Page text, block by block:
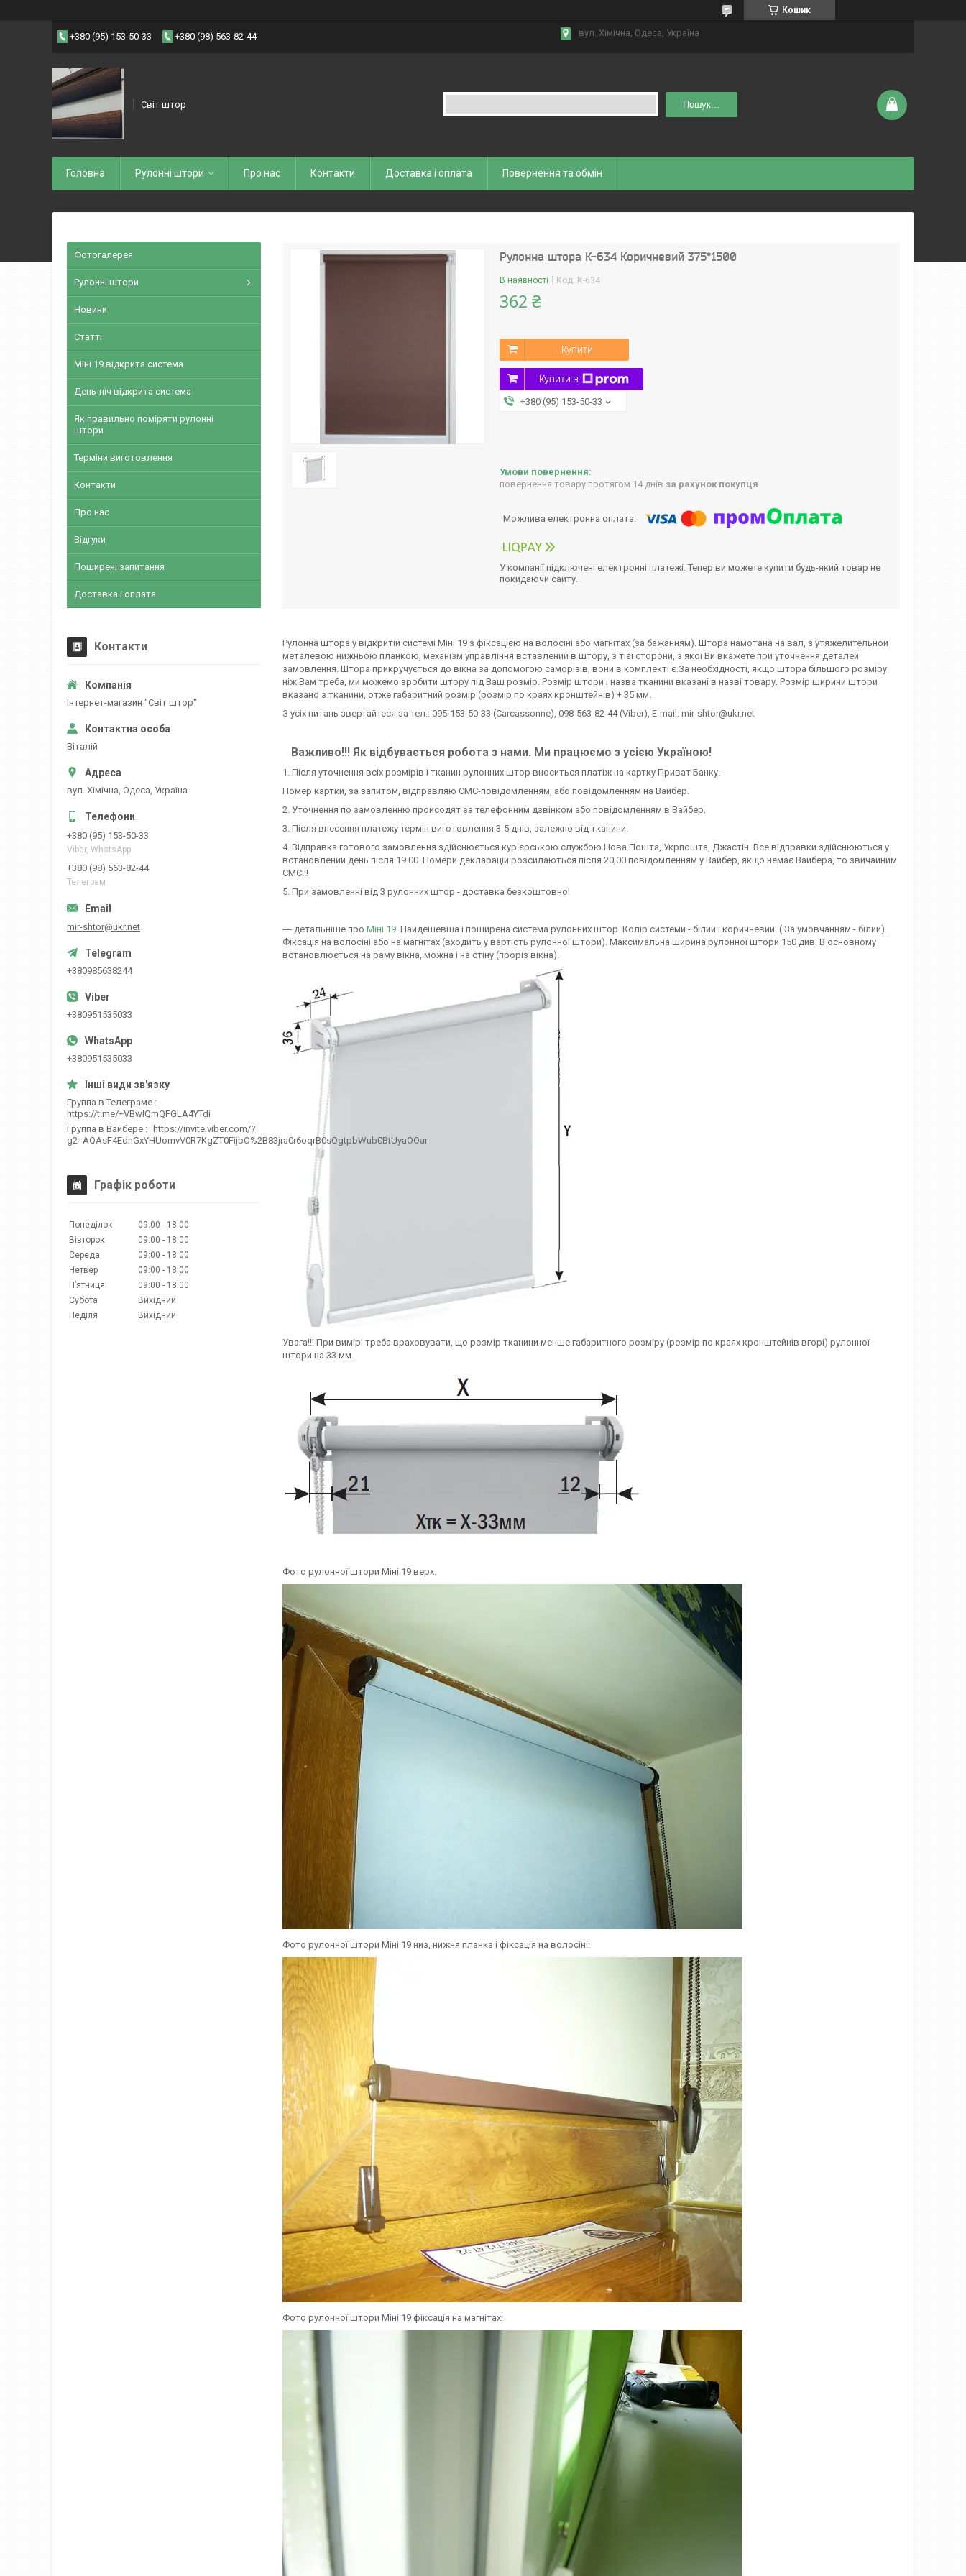
Кошик
+380 (95) 153-50-33 +380 (98) 563-82-44 вул. Хiмiчна, Одеса, Україна
Світ штор Пошук...
Головна Рулоннi штори Про нас Контакти Доставка і оплата Повернення та обмiн
Рулонна штора К-634 Коричневий 375*1500
В наявності Код: К-634
362 ₴
Купити
Купити з
+380 (95) 153-50-33
повернення товару протягом 14 днів за рахунок покупця
У компанії підключені електронні платежі. Тепер ви можете купити будь-який товар не
покидаючи сайту.
Рулонна штора у відкритій системі Міні 19 з фіксацією на волосіні або магнітах (за бажанням). Штора намотана на вал, з утяжелительной
металевою нижньою планкою, механізм управління вставлений в штору, з тієї сторони, з якої Ви вкажете при уточнення деталей
замовлення. Штора прикручується до вікна за допомогою саморізів, вони в комплекті є.За необхідності, якщо штора більшого розміру
ніж Вам треба, ми можемо зробити штору під Ваш розмір. Розмір штори і назва тканини вказані в назві товару. Розмір ширини штори
вказано з тканини, отже габаритний розмір (розмір по краях кронштейнів) + 35 мм.
З усіх питань звертайтеся за тел.: 095-153-50-33 (Carcassonne), 098-563-82-44 (Viber), E-mail: mir-shtor@ukr.net
Важливо!!! Як відбувається робота з нами. Ми працюємо з усією Україною!
1. Після уточнення всіх розмірів і тканин рулонних штор вноситься платіж на картку Приват Банку.
Номер картки, за запитом, відправляю СМС-повідомленням, або повідомленням на Вайбер.
2. Уточнення по замовленню происодят за телефонним дзвінком або повідомленням в Вайбер.
3. Після внесення платежу термін виготовлення 3-5 днів, залежно від тканини.
4. Відправка готового замовлення здійснюється кур'єрською службою Нова Пошта, Укрпошта, Джастін. Все відправки здійснюються у
встановлений день після 19.00. Номери декларацій розсилаються після 20,00 повідомленням у Вайбер, якщо немає Вайбера, то звичайним
СМС!!!
5. При замовленні від 3 рулонних штор - доставка безкоштовно!
― детальніше про Міні 19. Найдешевша і поширена система рулонних штор. Колір системи - білий і коричневий. ( За умовчанням - білий).
Фіксація на волосіні або на магнітах (входить у вартість рулонної штори). Максимальна ширина рулонної штори 150 див. В основному
встановлюється на раму вікна, можна і на стіну (проріз вікна).
Увага!!! При вимірі треба враховувати, що розмір тканини менше габаритного розміру (розмір по краях кронштейнів вгорі) рулонної
штори на 33 мм.
Фото рулонної штори Міні 19 верх:
Фото рулонної штори Міні 19 низ, нижня планка і фіксація на волосіні:
Фото рулонної штори Міні 19 фіксація на магнітах:
Фотогалерея
Рулонні штори
Новини
Статті
Міні 19 відкрита система
День-ніч відкрита система
Як правильно поміряти рулонні
штори
Терміни виготовлення
Контакти
Про нас
Відгуки
Поширені запитання
Доставка і оплата
Контакти
Iнтернет-магазин "Свiт штор"
Вiталiй
вул. Хiмiчна, Одеса, Україна
+380 (95) 153-50-33
Viber, WhatsApp
+380 (98) 563-82-44
Телеграм
mir-shtor@ukr.net
+380985638244
+380951535033
+380951535033
Группа в Телеграме
https://t.me/+VBwlQmQFGLA4YTdi
Группа в Вайбере
https://invite.viber.com/?
g2=AQAsF4EdnGxYHUomvV0R7KgZT0FijbO%2B83jra0r6oqrB0sQgtpbWub0BtUyaOOar
Графік роботи
Понеділок 09:00
18:00
Вівторок
09:00
18:00
Середа
09:00
18:00
Четвер
09:00
18:00
Пʼятниця
09:00
18:00
Субота
Вихідний
Неділя
Вихідний